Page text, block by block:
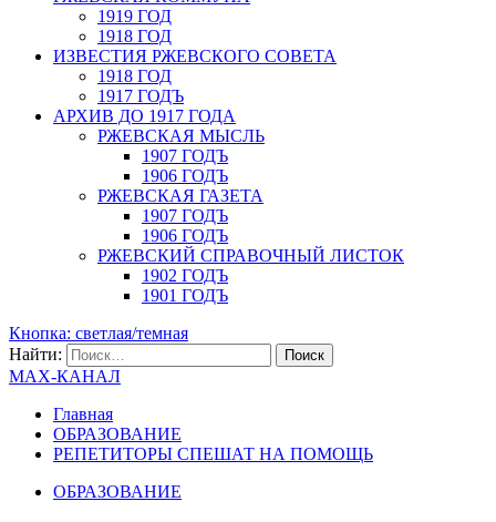
1919 ГОД
1918 ГОД
ИЗВЕСТИЯ РЖЕВСКОГО СОВЕТА
1918 ГОД
1917 ГОДЪ
АРХИВ ДО 1917 ГОДА
РЖЕВСКАЯ МЫСЛЬ
1907 ГОДЪ
1906 ГОДЪ
РЖЕВСКАЯ ГАЗЕТА
1907 ГОДЪ
1906 ГОДЪ
РЖЕВСКИЙ СПРАВОЧНЫЙ ЛИСТОК
1902 ГОДЪ
1901 ГОДЪ
Кнопка: светлая/темная
Найти:
MAX-КАНАЛ
Главная
ОБРАЗОВАНИЕ
РЕПЕТИТОРЫ СПЕШАТ НА ПОМОЩЬ
ОБРАЗОВАНИЕ